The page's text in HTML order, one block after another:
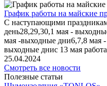
График работы на майские
С наступающими
день28,29,30,1 мая -
мая -выходные дни6,7,8 мая
выходные днис 13 мая
25.04.2024
Смотреть все новости
Полезные статьи